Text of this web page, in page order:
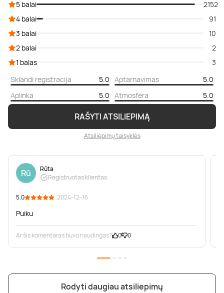
RAŠYTI ATSILIEPIMĄ
Atsiliepimų taisyklės
5 balai
2152
4 balai
91
3 balai
10
2 balai
2
1 balas
3
Sklandi registracija
5.0 Aptarnavimas
5.0
Aplinka
5.0 Atmosfera 5.0
Rū
Rūta
Registruotas klientas
5.0 · 2024-12-16
Puiku
Ar šis komentaras buvo naudingas? 0 0
Rodyti daugiau atsiliepimų